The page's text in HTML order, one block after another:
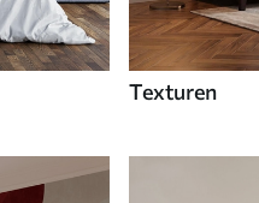
Texturen